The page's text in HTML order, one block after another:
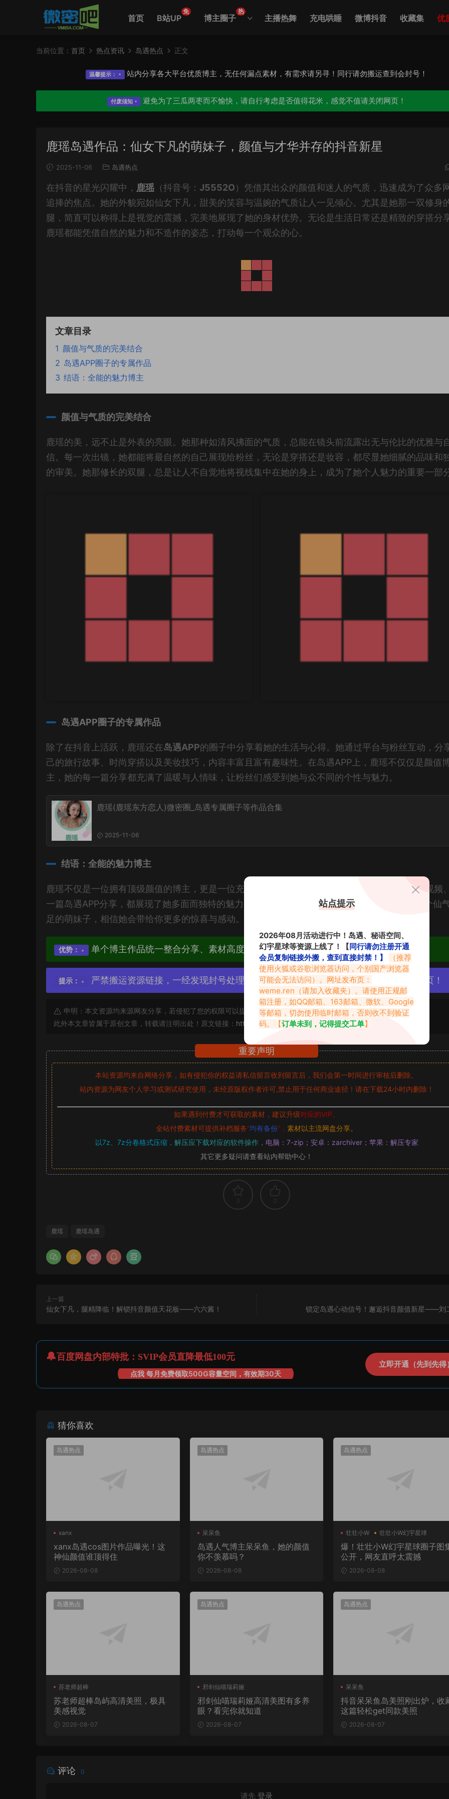
首页 B站UP
免
博主圈子
热
主播热舞 充电哄睡 微博抖音 收藏集 优
当前位置： 首页 热点资讯 岛遇热点 正文
温馨提示： 站内分享各大平台优质博主，无任何漏点素材，有需求请另寻！同行请勿搬运查到会封号！
付废须知 避免为了三瓜两枣而不愉快，请自行考虑是否值得花米，感觉不值请关闭网页！
鹿瑶岛遇作品：仙女下凡的萌妹子，颜值与才华并存的抖音新星
2025-11-06 岛遇热点
在抖音的星光闪耀中， 鹿瑶 （抖音号： J5552O）凭借其出众的颜值和迷人的气质，迅速成为了众多
追捧的焦点。她的外貌宛如仙女下凡，甜美的笑容与温婉的气质让人一见倾心。尤其是她那一双修身
腿，简直可以称得上是视觉的震撼，完美地展现了她的身材优势。无论是生活日常还是精致的穿搭分
鹿瑶都能凭借自然的魅力和不造作的姿态，打动每一个观众的心。
文章目录
1 颜值与气质的完美结合
2 岛遇APP圈子的专属作品
3 结语：全能的魅力博主
颜值与气质的完美结合
鹿瑶的美，远不止是外表的亮眼。她那种如清风拂面的气质，总能在镜头前流露出无与伦比的优雅与
信。每一次出镜，她都能将最自然的自己展现给粉丝，无论是穿搭还是妆容，都尽显她细腻的品味和
的审美。她那修长的双腿，总是让人不自觉地将视线集中在她的身上，成为了她个人魅力的重要一部
岛遇APP圈子的专属作品
除了在抖音上活跃，鹿瑶还在岛遇APP的圈子中分享着她的生活与心得。她通过平台与粉丝互动，分
己的旅行故事、时尚穿搭以及美妆技巧，内容丰富且富有趣味性。在岛遇APP上，鹿瑶不仅仅是颜值
主，她的每一篇分享都充满了温暖与人情味，让粉丝们感受到她与众不同的个性与魅力。
鹿瑶(鹿瑶东方恋人)微密圈_岛遇专属圈子等作品合集
2025-11-06
结语：全能的魅力博主
鹿瑶不仅是一位拥有顶级颜值的博主，更是一位充满创意与活力的内容创作者。她的每一条抖音视频
一篇岛遇APP分享，都展现了她多面而独特的魅力。如果你还没有关注她，那么一定不要错过这个仙
足的萌妹子，相信她会带给你更多的惊喜与感动。
优势： 单个博主作品统一整合分享、素材高度去重复、逐一归档方便收藏！
提示： 严禁搬运资源链接，一经发现封号处理，素材资源无露点、需求请绕道，关闭本站网页！
申明：本文资源均来源网友分享，若侵犯了您的权限可以提交工单处理。
此外本文章皆属于原创文章，转载请注明出处！原文链接： https://www.abcjyw.com/17815.html
重要声明
本站资源均来自网络分享，如有侵犯你的权益请私信留言收到留言后，我们会第一时间进行审核后删除。
站内资源为网友个人学习或测试研究使用，未经原版权作者许可,禁止用于任何商业途径！请在下载24小时内删除！
如果遇到付费才可获取的素材，建议升级对应的VIP。
全站付费素材可提供补档服务“均有备份”， 素材以主流网盘分享。
以7z、7z分卷格式压缩， 解压应下载对应的软件操作， 电脑：7-zip；安卓：zarchiver；苹果：解压专家
其它更多疑问请查看站内帮助中心！
鹿瑶 鹿瑶岛遇
上一篇
仙女下凡，腿精降临！解锁抖音颜值天花板——六六酱！ 锁定岛遇心动信号！邂逅抖音颜值新星——刘
百度网盘内部特批：SVIP会员直降最低100元
点我 每月免费领取500G容量空间，有效期30天
立即开通（先到先得
猜你喜欢
岛遇热点
xanx
xanx岛遇cos图片作品曝光！这
神仙颜值谁顶得住
2026-08-08
岛遇热点
呆呆鱼
岛遇人气博主呆呆鱼，她的颜值
你不羡慕吗？
2026-08-08
岛遇热点
壮壮小W 壮壮小W幻宇星球
爆！壮壮小W幻宇星球圈子图
公开，网友直呼太震撼
2026-08-08
岛遇热点
苏老师超棒
苏老师超棒岛屿高清美照，极具
美感视觉
2026-08-07
岛遇热点
邪剑仙喵瑞莉娅
邪剑仙喵瑞莉娅高清美图有多养
眼？看完你就知道
2026-08-07
岛遇热点
呆呆鱼
抖音呆呆鱼岛美照刚出炉，收
这篇轻松get同款美照
2026-08-07
评论 0
请先 登录
站点提示
2026年08月活动进行中！岛遇、秘语空间、
幻宇星球等资源上线了！【同行请勿注册开通
会员复制链接外搬，查到直接封禁！】
（推荐
使用火狐或谷歌浏览器访问，个别国产浏览器
可能会无法访问）。网址发布页：
weme.ren （请加入收藏夹）。请使用正规邮
箱注册，如QQ邮箱、163邮箱、微软、Google
等邮箱，切勿使用临时邮箱，否则收不到验证
码。【订单未到，记得提交工单】